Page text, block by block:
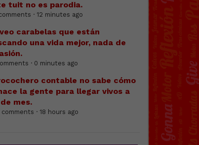
tuit no es parodia.
· 12 minutes ago
carabelas que están
una vida mejor, nada de
· 0 minutes ago
contable no sabe cómo
la gente para llegar vivos a
mes.
· 18 hours ago